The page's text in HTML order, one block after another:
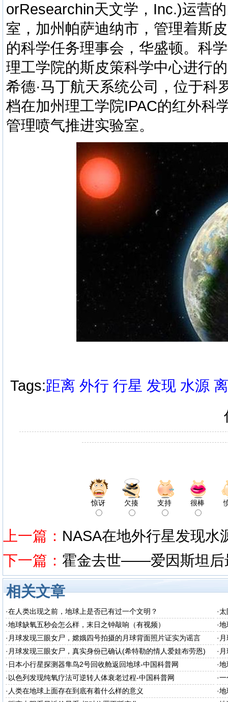
orResearchin天文学，Inc.)运营
室，加州帕萨迪纳市，管理着斯
的科学任务理事会，华盛顿。科
理工学院的斯皮策科学中心进行
希德·马丁航天系统公司，位于科
档在加州理工学院IPAC的红外科
管理喷气推进实验室。
Tags:距离 外行 行星 发现 水源
惊讶 欠揍 支持 很棒
上一篇： NASA在地外行星发现水
下一篇： 霍金去世——爱因斯坦后
相关文章
·在人类出现之前，地球上是否已有过一个文明？ ·
·地球缺氧五秒会怎么样，末日之钟敲响（有视频） ·地
· 月球发现三眼女尸，嫦娥四号拍摄的月球背面照片证实为谣言 ·
· 月球发现三眼女尸，真实身份已确认(希特勒的情人爱娃布劳恩) ·
· 日本小行星探测器隼鸟2号回收舱返回地球-中国科普网 ·地
普
· 以色列发现纯氧疗法可逆转人体衰老过程-中国科普网 ·一
· 人类在地球上面存在到底有着什么样的意义 ·地